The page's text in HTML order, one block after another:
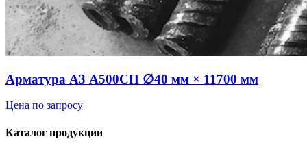
Арматура А3 А500СП ∅40 мм × 11700 мм
Цена по запросу
Каталог продукции